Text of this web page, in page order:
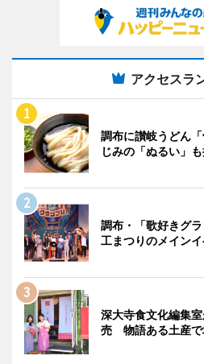
アクセスラ
調布に讃岐うどん
じみの「ぬるい」
調布・「歌好きグ
工まつりのメインイ
深大寺食文化編集
売 物語ある土産で